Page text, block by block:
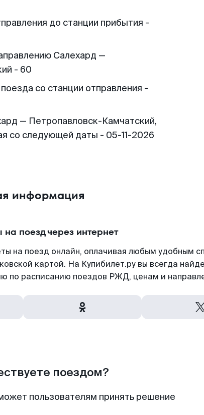
до станции прибытия -
Салехард —
- 60
со станции отправления -
— Петропавловск-Камчатский,
со следующей даты - 05-11-2026
информация
поезд через интернет
на поезд онлайн, оплачивая любым удобным
картой. На Купибилет.ру вы всегда
по расписанию поездов РЖД, ценам и
поездом?
пользователям принять решение